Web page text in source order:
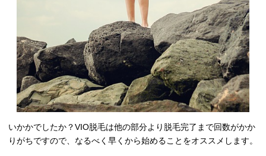
いかかでしたか？VIO脱毛は他の部分より脱毛完了まで回数がかか
りがちですので、なるべく早くから始めることをオススメします。